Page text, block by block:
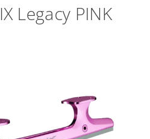
Legacy PINK